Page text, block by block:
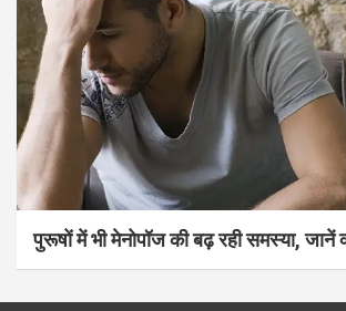
पुरूषों में भी मेनोपॉज की बढ़ रही समस्या, जानें